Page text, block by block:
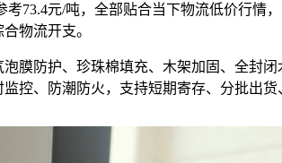
73.4元/吨，全部贴合当下物流低价行
物流开支。
膜防护、珍珠棉填充、木架加固、全封
控、防潮防火，支持短期寄存、分批出货